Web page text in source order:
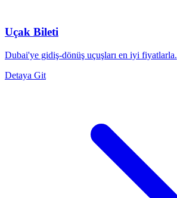
Uçak Bileti
Dubai'ye gidiş-dönüş uçuşları en iyi fiyatlarla.
Detaya Git